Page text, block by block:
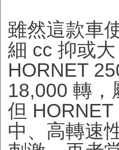
雖然這款車
細 cc 抑或
HORNET
18,000 轉，
但
中、高轉速